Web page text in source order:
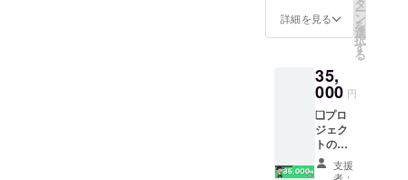
合番号
はラン
ありま
す
あった
能性が
ありま
す ❏お
礼カー
ド＋購
入/コー
ス順に
手書き
施 ※掲
載期間
はLive
アーカ
イブが
残って
いる限
りとな
ります
※読み上
げてほ
詳細を見る ー
ン
を
選
択
す
る
35,
000 円
❏プロ
ジェク
トの進
捗報告
❏お披
支援